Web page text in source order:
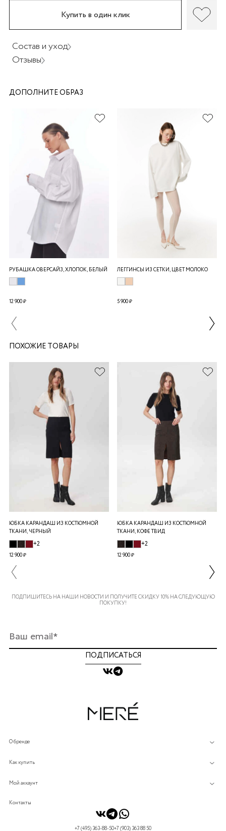
Купить в один клик
Состав и уход
Отзывы
ДОПОЛНИТЕ ОБРАЗ
РУБАШКА ОВЕРСАЙЗ, ХЛОПОК, БЕЛЫЙ
12 900 ₽
ЛЕГГИНСЫ ИЗ СЕТКИ, ЦВЕТ МОЛОКО
5 900 ₽
ПОХОЖИЕ ТОВАРЫ
ЮБКА КАРАНДАШ ИЗ КОСТЮМНОЙ
ТКАНИ, ЧЕРНЫЙ
+2
12 900 ₽
ЮБКА КАРАНДАШ ИЗ КОСТЮМНОЙ
ТКАНИ, КОФЕ ТВИД
+2
12 900 ₽
ПОДПИШИТЕСЬ НА НАШИ НОВОСТИ И ПОЛУЧИТЕ СКИДКУ 10% НА СЛЕДУЮЩУЮ
ПОКУПКУ!
ПОДПИСАТЬСЯ
О бренде
Как купить
Мой аккаунт
Контакты
+7 (495) 363-88-50+7 (903) 363 88 50